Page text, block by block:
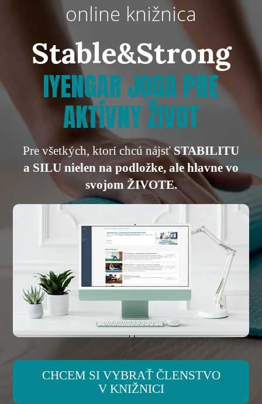
online knižnica
Stable&Strong
IYENGAR JOGA PRE
AKTÍVNY ŽIVOT
Pre všetkých, ktorí chcú nájsťSTABILITU
a SILU nielen na podložke, ale hlavne vo
svojom ŽIVOTE.
CHCEM SI VYBRAŤ ČLENSTVO
V KNIŽNICI